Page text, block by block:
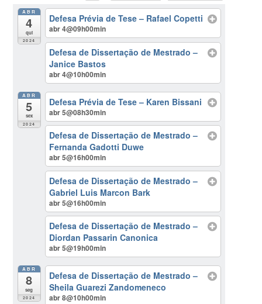
ABR
4
qui
2024
Defesa Prévia de Tese – Rafael Copetti
abr 4@09h00min
Defesa de Dissertação de Mestrado –
Janice Bastos
abr 4@10h00min
ABR
5
sex
2024
Defesa Prévia de Tese – Karen Bissani
abr 5@08h30min
Defesa de Dissertação de Mestrado –
Fernanda Gadotti Duwe
abr 5@16h00min
Defesa de Dissertação de Mestrado –
Gabriel Luis Marcon Bark
abr 5@16h00min
Defesa de Dissertação de Mestrado –
Diordan Passarin Canonica
abr 5@19h00min
ABR
8
seg
2024
Defesa de Dissertação de Mestrado –
Sheila Guarezi Zandomeneco
abr 8@10h00min